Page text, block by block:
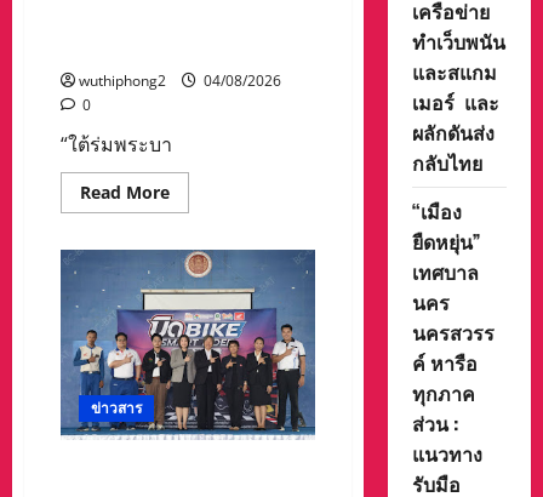
รอด
wuthiphong2
04/08/2026
0
“ใต้ร่มพระบา
Read MoreRead
more
เที่ยว
และ
กีฬา
ประ
จวบฯ
ร่วม
กับ
เทศบาล
นคร
หัวหิน
เตรียม
จัด
ข่าวสาร
เครือข่าย
ทำเว็บพนัน
และสแกม
เมอร์ และ
ผลักดันส่ง
กลับไทย
“เมือง
ยืดหยุ่น”
เทศบาล
นคร
นครสวรร
ค์ หารือ
ทุกภาค
ส่วน :
แนวทาง
รับมือ